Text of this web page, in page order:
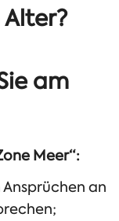
am
Meer“:
an